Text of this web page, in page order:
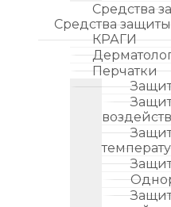
Средства
Средства
КРАГИ
Перчатки